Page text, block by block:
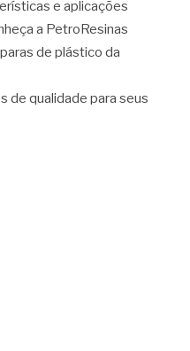
e aplicações
a PetroResinas
de plástico da
de qualidade para seus